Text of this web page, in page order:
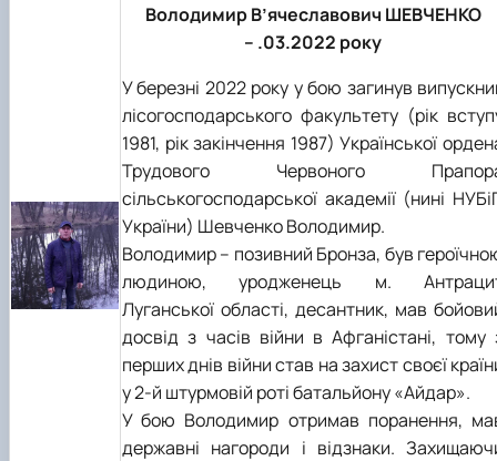
Володимир В’ячеславович ШЕВЧЕНКО
– .03.2022 року
У березні 2022 року у бою загинув
лісогосподарського факультету (рік
1981, рік закінчення 1987) Української
Трудового Червоного
сільськогосподарської академії (нині
України) Шевченко Володимир.
Володимир – позивний Бронза, був
людиною, уродженець м.
Луганської області, десантник, мав
досвід з часів війни в Афганістані, тому
перших днів війни став на захист своєї
у 2-й штурмовій роті батальйону «Айдар».
У бою Володимир отримав поранення,
державні нагороди і відзнаки.